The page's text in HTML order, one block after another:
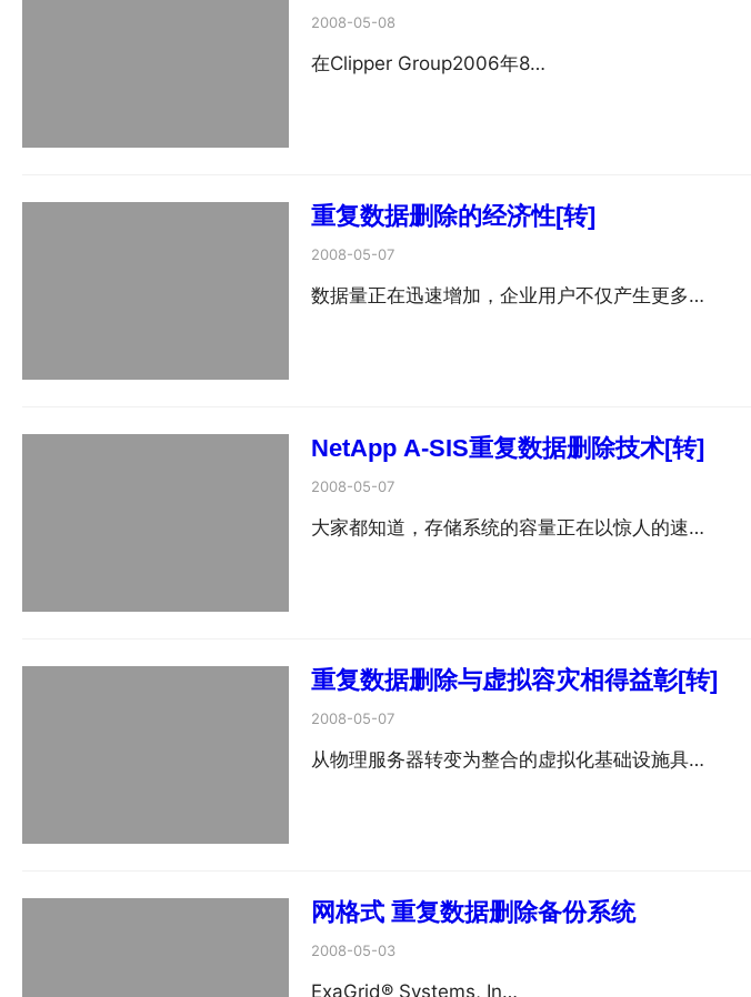
2008-05-08
在Clipper Group2006年8…
重复数据删除的经济性[转]
2008-05-07
数据量正在迅速增加，企业用户不仅产生更多…
NetApp A-SIS重复数据删除技术[转]
2008-05-07
大家都知道，存储系统的容量正在以惊人的速…
重复数据删除与虚拟容灾相得益彰[转]
2008-05-07
从物理服务器转变为整合的虚拟化基础设施具…
网格式 重复数据删除备份系统
2008-05-03
ExaGrid® Systems, In…